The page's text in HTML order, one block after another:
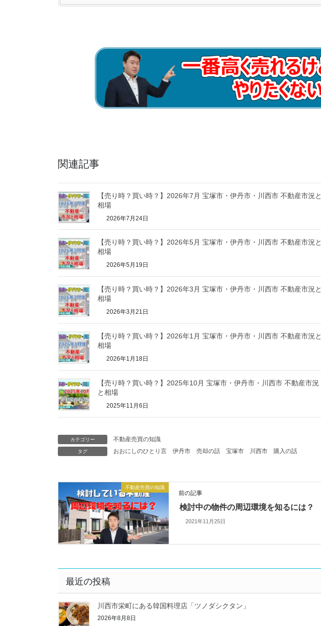
関連記事
【売り時？買い時？】2026年7月 宝塚市・伊丹市・川西市 不動産市況と
相場
2026年7月24日
【売り時？買い時？】2026年5月 宝塚市・伊丹市・川西市 不動産市況と
相場
2026年5月19日
【売り時？買い時？】2026年3月 宝塚市・伊丹市・川西市 不動産市況と
相場
2026年3月21日
【売り時？買い時？】2026年1月 宝塚市・伊丹市・川西市 不動産市況と
相場
2026年1月18日
【売り時？買い時？】2025年10月 宝塚市・伊丹市・川西市 不動産市況
と相場
2025年11月6日
カテゴリー 不動産売買の知識
タグ おおにしのひとり言 伊丹市 売却の話 宝塚市 川西市 購入の話
不動産売買の知識
前の記事
検討中の物件の周辺環境を知るには？
2021年11月25日
最近の投稿
川西市栄町にある韓国料理店「ツノダシクタン」
2026年8月8日